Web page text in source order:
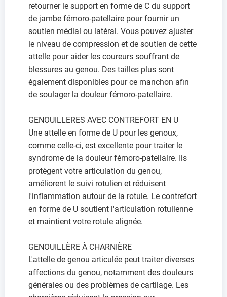
retourner le support en forme de C du support
de jambe fémoro-patellaire pour fournir un
soutien médial ou latéral. Vous pouvez ajuster
le niveau de compression et de soutien de cette
attelle pour aider les coureurs souffrant de
blessures au genou. Des tailles plus sont
également disponibles pour ce manchon afin
de soulager la douleur fémoro-patellaire.
GENOUILLERES AVEC CONTREFORT EN U
Une attelle en forme de U pour les genoux,
comme celle-ci, est excellente pour traiter le
syndrome de la douleur fémoro-patellaire. Ils
protègent votre articulation du genou,
améliorent le suivi rotulien et réduisent
l'inflammation autour de la rotule. Le contrefort
en forme de U soutient l'articulation rotulienne
et maintient votre rotule alignée.
GENOUILLÈRE À CHARNIÈRE
L'attelle de genou articulée peut traiter diverses
affections du genou, notamment des douleurs
générales ou des problèmes de cartilage. Les